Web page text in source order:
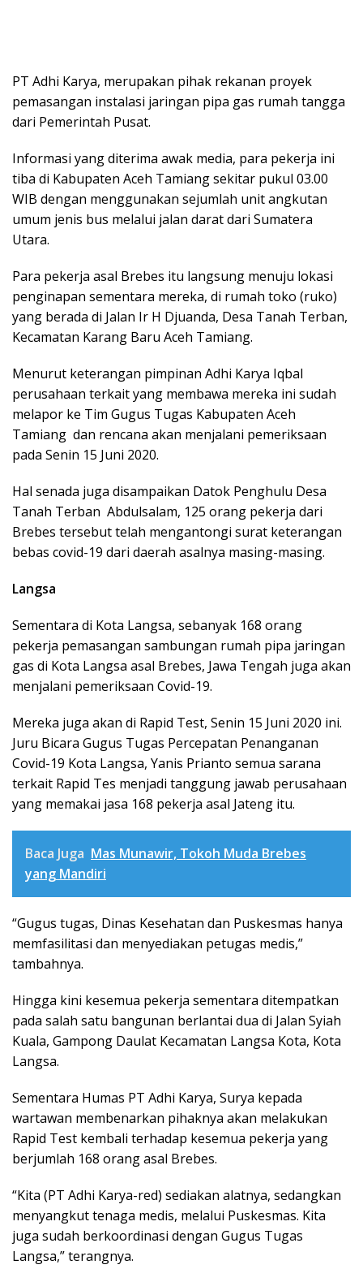
PT Adhi Karya, merupakan pihak rekanan proyek
pemasangan instalasi jaringan pipa gas rumah tangga
dari Pemerintah Pusat.
Informasi yang diterima awak media, para pekerja ini
tiba di Kabupaten Aceh Tamiang sekitar pukul 03.00
WIB dengan menggunakan sejumlah unit angkutan
umum jenis bus melalui jalan darat dari Sumatera
Utara.
Para pekerja asal Brebes itu langsung menuju lokasi
penginapan sementara mereka, di rumah toko (ruko)
yang berada di Jalan Ir H Djuanda, Desa Tanah Terban,
Kecamatan Karang Baru Aceh Tamiang.
Menurut keterangan pimpinan Adhi Karya Iqbal
perusahaan terkait yang membawa mereka ini sudah
melapor ke Tim Gugus Tugas Kabupaten Aceh
Tamiang dan rencana akan menjalani pemeriksaan
pada Senin 15 Juni 2020.
Hal senada juga disampaikan Datok Penghulu Desa
Tanah Terban Abdulsalam, 125 orang pekerja dari
Brebes tersebut telah mengantongi surat keterangan
bebas covid-19 dari daerah asalnya masing-masing.
Langsa
Sementara di Kota Langsa, sebanyak 168 orang
pekerja pemasangan sambungan rumah pipa jaringan
gas di Kota Langsa asal Brebes, Jawa Tengah juga akan
menjalani pemeriksaan Covid-19.
Mereka juga akan di Rapid Test, Senin 15 Juni 2020 ini.
Juru Bicara Gugus Tugas Percepatan Penanganan
Covid-19 Kota Langsa, Yanis Prianto semua sarana
terkait Rapid Tes menjadi tanggung jawab perusahaan
yang memakai jasa 168 pekerja asal Jateng itu.
Baca Juga Mas Munawir, Tokoh Muda Brebes
yang Mandiri
“Gugus tugas, Dinas Kesehatan dan Puskesmas hanya
memfasilitasi dan menyediakan petugas medis,”
tambahnya.
Hingga kini kesemua pekerja sementara ditempatkan
pada salah satu bangunan berlantai dua di Jalan Syiah
Kuala, Gampong Daulat Kecamatan Langsa Kota, Kota
Langsa.
Sementara Humas PT Adhi Karya, Surya kepada
wartawan membenarkan pihaknya akan melakukan
Rapid Test kembali terhadap kesemua pekerja yang
berjumlah 168 orang asal Brebes.
“Kita (PT Adhi Karya-red) sediakan alatnya, sedangkan
menyangkut tenaga medis, melalui Puskesmas. Kita
juga sudah berkoordinasi dengan Gugus Tugas
Langsa,” terangnya.